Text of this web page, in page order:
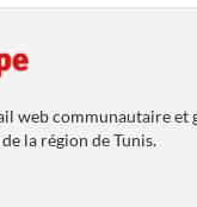
web communautaire et
la région de Tunis.